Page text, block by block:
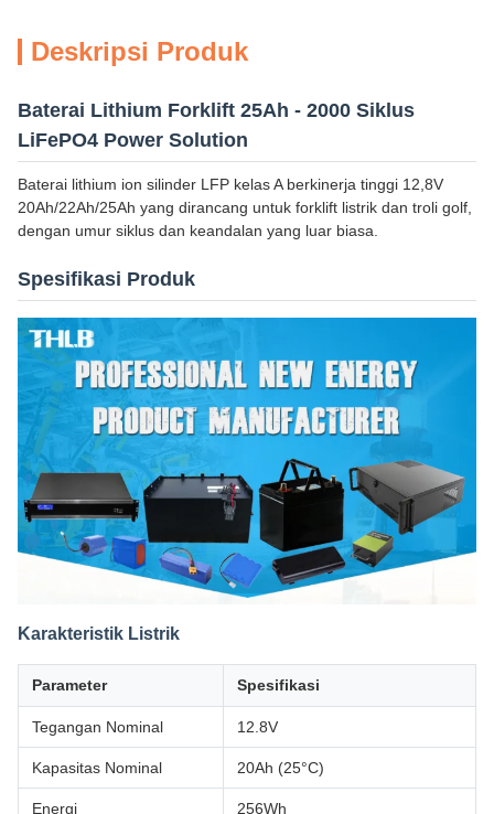
Deskripsi Produk
Baterai Lithium Forklift 25Ah - 2000 Siklus
LiFePO4 Power Solution
Baterai lithium ion silinder LFP kelas A berkinerja tinggi 12,8V
20Ah/22Ah/25Ah yang dirancang untuk forklift listrik dan troli golf,
dengan umur siklus dan keandalan yang luar biasa.
Spesifikasi Produk
Karakteristik Listrik
Parameter Spesifikasi
Tegangan Nominal 12.8V
Kapasitas Nominal 20Ah (25°C)
Energi 256Wh